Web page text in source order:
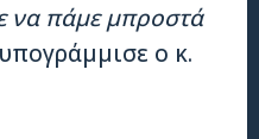
να πάμε μπροστά
υπογράμμισε ο κ.